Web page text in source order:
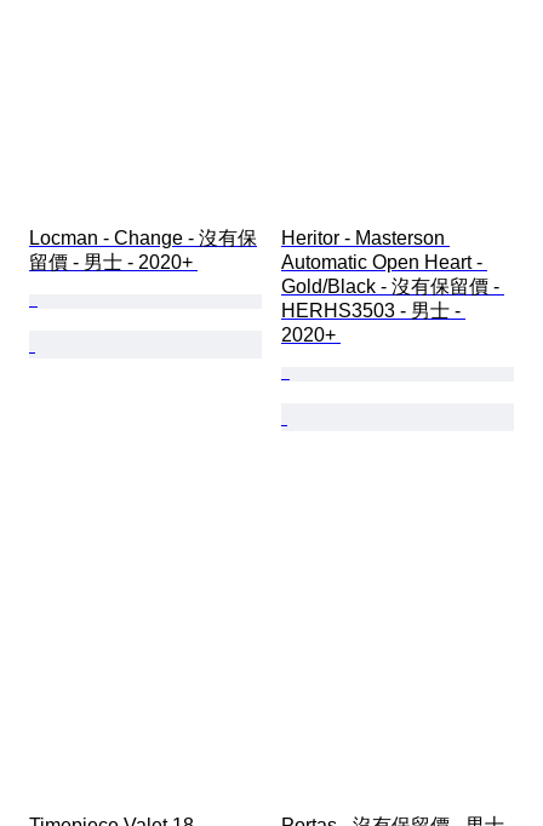
Locman - Change - 沒有保
留價 - 男士 - 2020+
Heritor - Masterson
Automatic Open Heart -
Gold/Black - 沒有保留價 -
HERHS3503 - 男士 -
2020+